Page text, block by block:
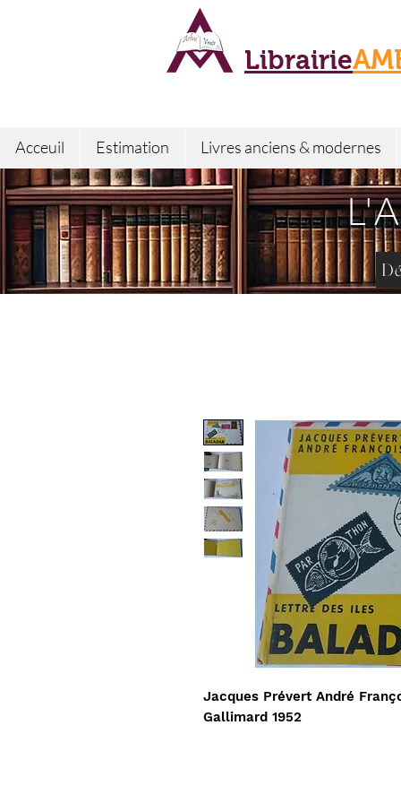
Librairie
Acceuil Estimation Livres anciens & modernes
Jacques Prévert André
Gallimard 1952